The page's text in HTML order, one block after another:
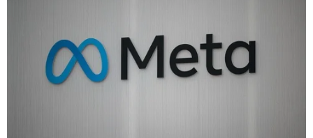
dược phẩm thế giới. Đặc biệt, hiện nay nhiều
loại thuốc chống sốt rét trên thế giới bị làm giả
khá nhiều. Thuốc chống bệnh sốt rét bị làm giả